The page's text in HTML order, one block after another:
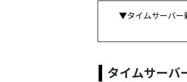
タイムサーバー
タイムサーバ